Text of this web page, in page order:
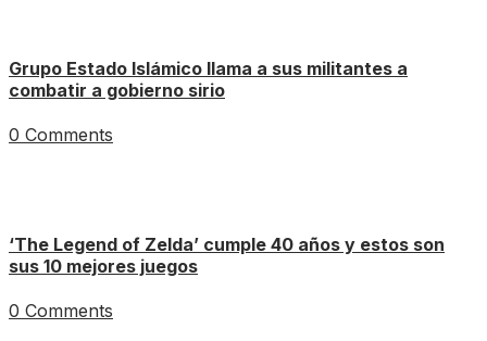
Grupo Estado Islámico llama a sus militantes a
combatir a gobierno sirio
0 Comments
‘The Legend of Zelda’ cumple 40 años y estos son
sus 10 mejores juegos
0 Comments